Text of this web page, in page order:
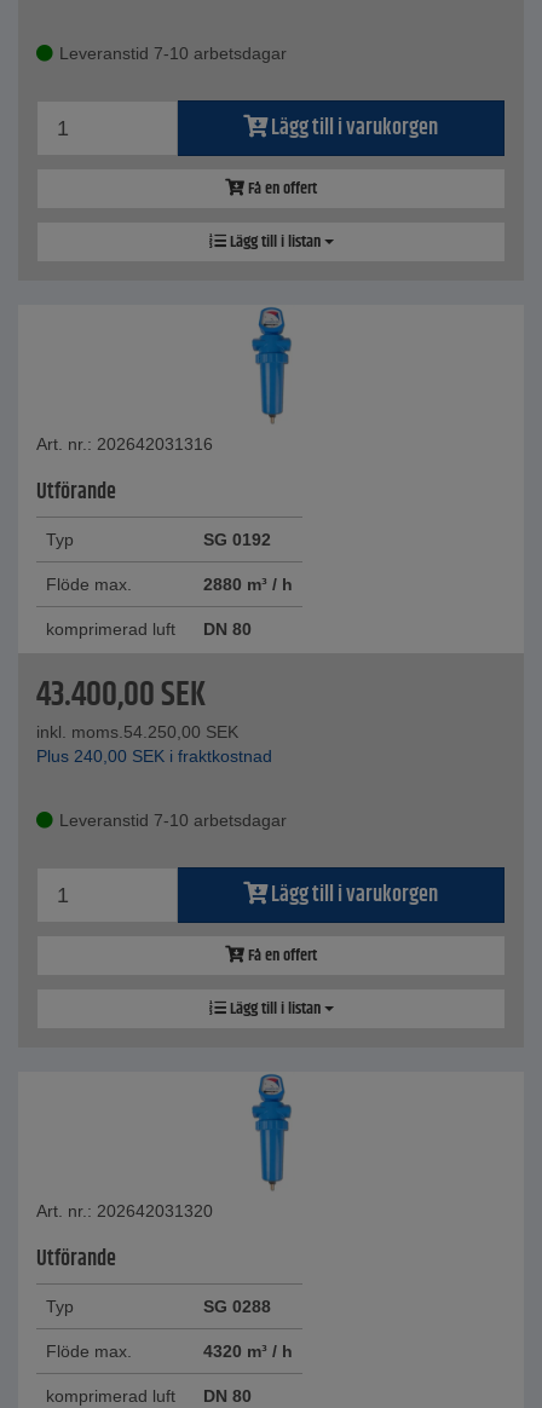
Leveranstid 7-10 arbetsdagar
Lägg till i varukorgen
Få en offert
Lägg till i listan
Art. nr.: 202642031316
Utförande
Typ SG 0192
Flöde max. 2880 m³ / h
komprimerad luft DN 80
43.400,00SEK
inkl. moms.54.250,00 SEK
Plus 240,00 SEK i fraktkostnad
Leveranstid 7-10 arbetsdagar
Lägg till i varukorgen
Få en offert
Lägg till i listan
Art. nr.: 202642031320
Utförande
Typ SG 0288
Flöde max. 4320 m³ / h
komprimerad luft DN 80